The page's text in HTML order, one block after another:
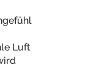
Luft